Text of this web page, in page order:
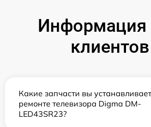
Информация
клиентов
Какие запчасти вы
ремонте телевизора Digma DM-
LED43SR23?